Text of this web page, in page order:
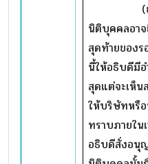
(ข) บริ
นิติบุคคลอา
สุดท้ายของร
นี้ให้อธิบดีมี
สุดแต่จะเห็น
ให้บริษัทหรื
ทราบภายใ
อธิบดีสั่งอนุ